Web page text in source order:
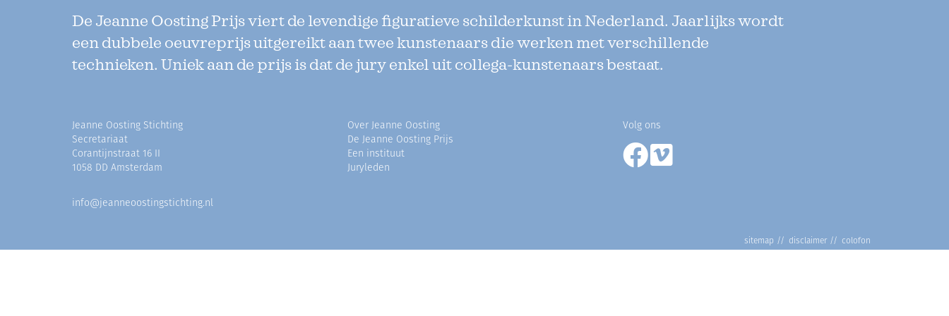
De Jeanne Oosting Prijs viert de levendige figuratieve schilderkunst in Nederland. Jaarlijks wordt
een dubbele oeuvreprijs uitgereikt aan twee kunstenaars die werken met verschillende
technieken. Uniek aan de prijs is dat de jury enkel uit collega-kunstenaars bestaat.
Jeanne Oosting Stichting
Secretariaat
Corantijnstraat 16 II
1058 DD Amsterdam
Over Jeanne Oosting
De Jeanne Oosting Prijs
Een instituut
Juryleden
Volg ons
info@jeanneoostingstichting.nl
sitemap disclaimer colofon